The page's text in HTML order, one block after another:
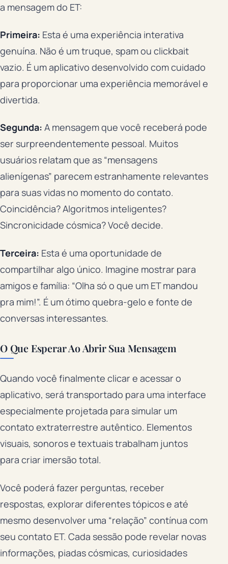
a mensagem do ET:
Primeira: Esta é uma experiência interativa
genuína. Não é um truque, spam ou clickbait
vazio. É um aplicativo desenvolvido com cuidado
para proporcionar uma experiência memorável e
divertida.
Segunda: A mensagem que você receberá pode
ser surpreendentemente pessoal. Muitos
usuários relatam que as “mensagens
alienígenas” parecem estranhamente relevantes
para suas vidas no momento do contato.
Coincidência? Algoritmos inteligentes?
Sincronicidade cósmica? Você decide.
Terceira: Esta é uma oportunidade de
compartilhar algo único. Imagine mostrar para
amigos e família: “Olha só o que um ET mandou
pra mim!”. É um ótimo quebra-gelo e fonte de
conversas interessantes.
O Que Esperar Ao Abrir Sua Mensagem
Quando você finalmente clicar e acessar o
aplicativo, será transportado para uma interface
especialmente projetada para simular um
contato extraterrestre autêntico. Elementos
visuais, sonoros e textuais trabalham juntos
para criar imersão total.
Você poderá fazer perguntas, receber
respostas, explorar diferentes tópicos e até
mesmo desenvolver uma “relação” contínua com
seu contato ET. Cada sessão pode revelar novas
informações, piadas cósmicas, curiosidades